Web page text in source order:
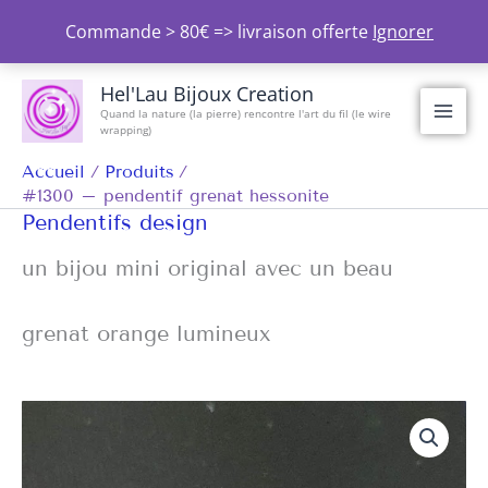
Commande > 80€ => livraison offerte Ignorer
contenu
Hel'Lau Bijoux Creation
Quand la nature (la pierre) rencontre l'art du fil (le wire
wrapping)
Accueil
Produits
#1300 – pendentif grenat hessonite
Pendentifs design
un bijou mini original avec un beau
grenat orange lumineux